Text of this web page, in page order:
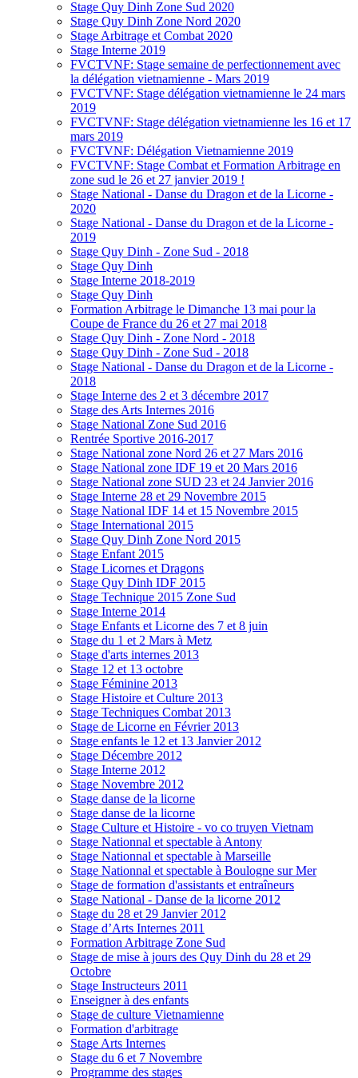
Stage Quy Dinh Zone Sud 2020
Stage Quy Dinh Zone Nord 2020
Stage Arbitrage et Combat 2020
Stage Interne 2019
FVCTVNF: Stage semaine de perfectionnement avec
la délégation vietnamienne - Mars 2019
FVCTVNF: Stage délégation vietnamienne le 24 mars
2019
FVCTVNF: Stage délégation vietnamienne les 16 et 17
mars 2019
FVCTVNF: Délégation Vietnamienne 2019
FVCTVNF: Stage Combat et Formation Arbitrage en
zone sud le 26 et 27 janvier 2019 !
Stage National - Danse du Dragon et de la Licorne -
2020
Stage National - Danse du Dragon et de la Licorne -
2019
Stage Quy Dinh - Zone Sud - 2018
Stage Quy Dinh
Stage Interne 2018-2019
Stage Quy Dinh
Formation Arbitrage le Dimanche 13 mai pour la
Coupe de France du 26 et 27 mai 2018
Stage Quy Dinh - Zone Nord - 2018
Stage Quy Dinh - Zone Sud - 2018
Stage National - Danse du Dragon et de la Licorne -
2018
Stage Interne des 2 et 3 décembre 2017
Stage des Arts Internes 2016
Stage National Zone Sud 2016
Rentrée Sportive 2016-2017
Stage National zone Nord 26 et 27 Mars 2016
Stage National zone IDF 19 et 20 Mars 2016
Stage National zone SUD 23 et 24 Janvier 2016
Stage Interne 28 et 29 Novembre 2015
Stage National IDF 14 et 15 Novembre 2015
Stage International 2015
Stage Quy Dinh Zone Nord 2015
Stage Enfant 2015
Stage Licornes et Dragons
Stage Quy Dinh IDF 2015
Stage Technique 2015 Zone Sud
Stage Interne 2014
Stage Enfants et Licorne des 7 et 8 juin
Stage du 1 et 2 Mars à Metz
Stage d'arts internes 2013
Stage 12 et 13 octobre
Stage Féminine 2013
Stage Histoire et Culture 2013
Stage Techniques Combat 2013
Stage de Licorne en Février 2013
Stage enfants le 12 et 13 Janvier 2012
Stage Décembre 2012
Stage Interne 2012
Stage Novembre 2012
Stage danse de la licorne
Stage danse de la licorne
Stage Culture et Histoire - vo co truyen Vietnam
Stage Nationnal et spectable à Antony
Stage Nationnal et spectable à Marseille
Stage Nationnal et spectable à Boulogne sur Mer
Stage de formation d'assistants et entraîneurs
Stage National - Danse de la licorne 2012
Stage du 28 et 29 Janvier 2012
Stage d’Arts Internes 2011
Formation Arbitrage Zone Sud
Stage de mise à jours des Quy Dinh du 28 et 29
Octobre
Stage Instructeurs 2011
Enseigner à des enfants
Stage de culture Vietnamienne
Formation d'arbitrage
Stage Arts Internes
Stage du 6 et 7 Novembre
Programme des stages